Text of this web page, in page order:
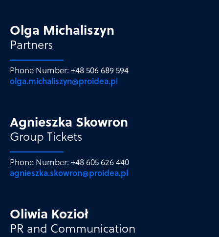
Olga Michaliszyn
Partners
Phone Number: +48 506 689 594
olga.michaliszyn@proidea.pl
Agnieszka Skowron
Group Tickets
Phone Number: +48 605 626 440
agnieszka.skowron@proidea.pl
Oliwia Kozioł
PR and Communication